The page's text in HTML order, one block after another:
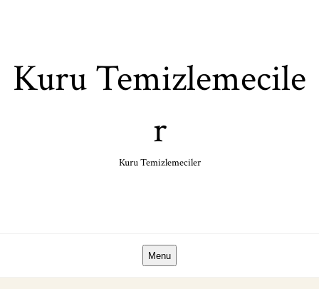
Kuru Temizlemecile
r
Kuru Temizlemeciler
Menu